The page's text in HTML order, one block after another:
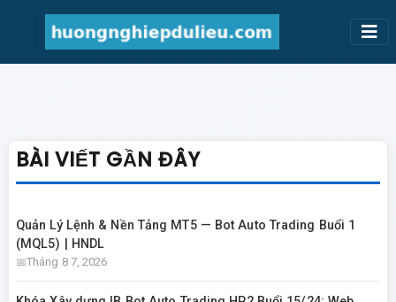
BÀI VIẾT GẦN ĐÂY
Quản Lý Lệnh & Nền Tảng MT5 — Bot Auto Trading Buổi 1
(MQL5) | HNDL
Tháng 8 7, 2026